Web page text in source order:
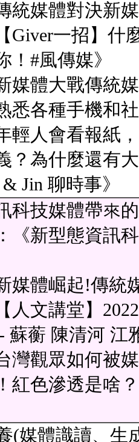
統媒體對決新
Giver一招】什
！#風傳媒》
媒體大戰傳統
悉各種手機和
輕人會看報紙
？為什麼還有
Jin 聊時事》
科技媒體帶來
《新型態資訊
媒體崛起!傳統
人文講堂】
蘇蘅 陳清河 江
灣觀眾如何被
紅色滲透是啥
(媒體識讀、生